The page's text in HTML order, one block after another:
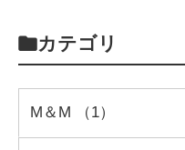
カテゴリ
M＆M （1）